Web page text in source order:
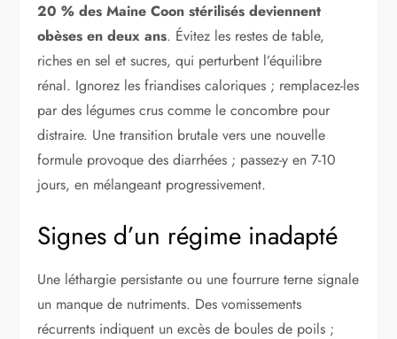
20 % des Maine Coon stérilisés deviennent
obèses en deux ans. Évitez les restes de table,
riches en sel et sucres, qui perturbent l’équilibre
rénal. Ignorez les friandises caloriques ; remplacez-les
par des légumes crus comme le concombre pour
distraire. Une transition brutale vers une nouvelle
formule provoque des diarrhées ; passez-y en 7-10
jours, en mélangeant progressivement.
Signes d’un régime inadapté
Une léthargie persistante ou une fourrure terne signale
un manque de nutriments. Des vomissements
récurrents indiquent un excès de boules de poils ;